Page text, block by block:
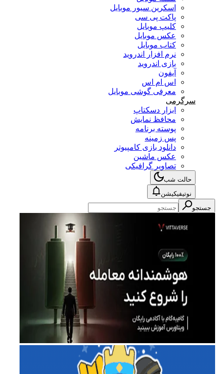
اسکرین سیور موبایل
پاکت پی سی
کلیپ موبایل
عکس موبایل
کتاب موبایل
نرم افزار اندروید
بازی اندروید
آیفون
اس ام اس
معرفی گوشی موبایل
سرگرمی
ابزار دسکتاپ
محافظ نمایش
پوسته برنامه
پس زمینه
دانلود بازی کامپیوتر
عکس ماشین
تصاویر گرافیکی
حالت شب
نوتیفیکیشن
جستجو